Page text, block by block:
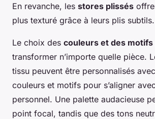
En revanche, les stores plissés
plus texturé grâce à leurs plis subtils.
Le choix des couleurs et des motifs
transformer n’importe quelle pièce.
tissu peuvent être personnalisés
couleurs et motifs pour s’aligner
personnel. Une palette audacieuse
point focal, tandis que des tons